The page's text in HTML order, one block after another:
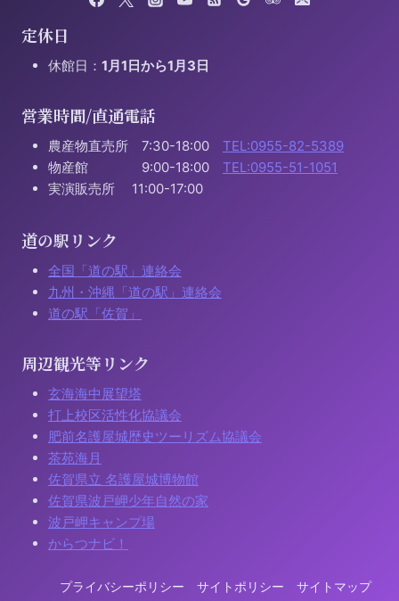
定休日
休館日： 1月1日から1月3日
営業時間/直通電話
農産物直売所 7:30-18:00 TEL:0955-82-5389
物産館 9:00-18:00 TEL:0955-51-1051
実演販売所 11:00-17:00
道の駅リンク
全国「道の駅」連絡会
九州・沖縄「道の駅」連絡会
道の駅「佐賀」
周辺観光等リンク
玄海海中展望塔
打上校区活性化協議会
肥前名護屋城歴史ツーリズム協議会
茶苑海月
佐賀県立 名護屋城博物館
佐賀県波戸岬少年自然の家
波戸岬キャンプ場
からつナビ！
プライバシーポリシー サイトポリシー サイトマップ